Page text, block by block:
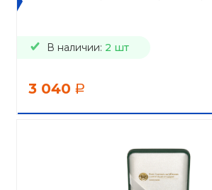
В наличии: 2 шт
3 040 a